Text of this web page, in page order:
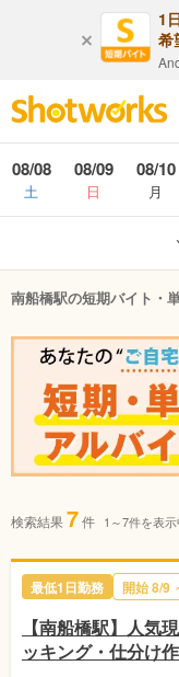
1
希
08/08
土
08/09
日
08/10
月
南船橋駅の短期バイト・
検索結果7件 1～7件を表示
最低1日勤務 開始 8/9
【南船橋駅】人気
ッキング・仕分け